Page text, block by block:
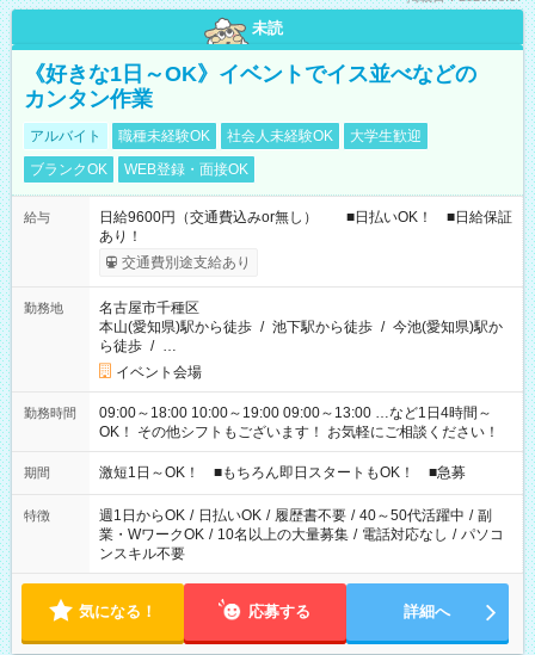
未読
《好きな1日～OK》イベントでイス並べなどの
カンタン作業
アルバイト 職種未経験OK 社会人未経験OK
大学生歓迎
ブランクOK
WEB登録・面接OK
給与
日給9600円（交通費込みor無し） ■日払いOK！ ■日給保証
あり！
交通費別途支給あり
勤務地
名古屋市千種区
本山(愛知県)駅から徒歩 / 池下駅から徒歩 / 今池(愛知県)駅か
ら徒歩 / …
イベント会場
勤務時間
09:00～18:00 10:00～19:00 09:00～13:00 …など1日4時間～
OK！ その他シフトもございます！ お気軽にご相談ください！
期間 激短1日～OK！ ■もちろん即日スタートもOK！ ■急募
特徴 週1日からOK / 日払いOK / 履歴書不要 / 40～50代活躍中 / 副
業・WワークOK / 10名以上の大量募集 / 電話対応なし / パソコ
ンスキル不要
気になる！ 応募する 詳細へ